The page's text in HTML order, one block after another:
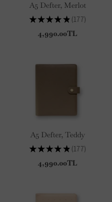
A5 Defter, Merlot
★ ★ ★ ★ ★ 177
177
4,990.00TL
A5 Defter, Teddy
★ ★ ★ ★ ★ 177
177
4,990.00TL